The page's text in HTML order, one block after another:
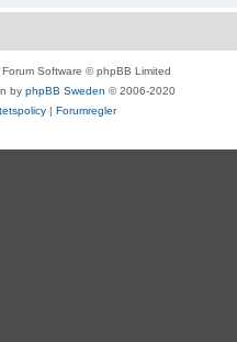
Software © phpBB Limited
by phpBB Sweden © 2006-2020
| Forumregler